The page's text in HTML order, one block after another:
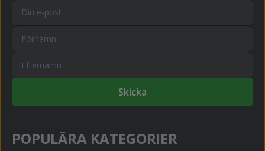
Skicka
POPULÄRA KATEGORIER